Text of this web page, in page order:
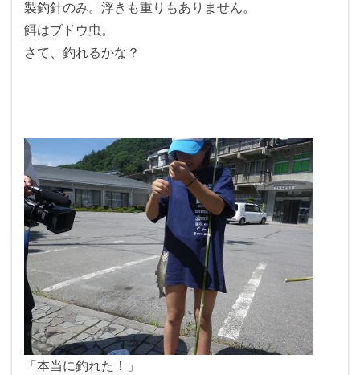
製釣針のみ。浮きも重りもありません。
餌はブドウ虫。
さて、釣れるかな？
「本当に釣れた！」